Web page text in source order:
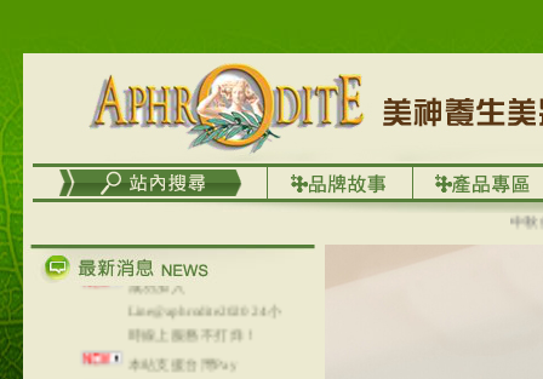
中秋優選
列，可以郵寄至部分亞太
在外租屋者、居住處無管
理員、不方便在工作地點
取件者，歡迎多多使用
【郵局i郵箱】的服務喔～
【i郵箱】設立的地點，請
成功加入
Line@aphrodite2020 24小
時線上服務不打烊！
本站支援台灣Pay
本站聲明：本站目前已無